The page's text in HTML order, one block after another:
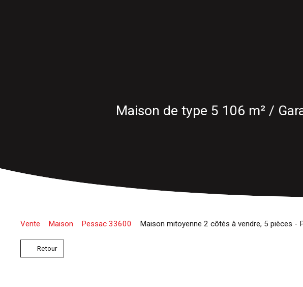
Maison de type 5 106 m² /
Vente Maison Pessac 33600 Maison mitoyenne 2 côtés à vendre, 5 pièces -
Retour